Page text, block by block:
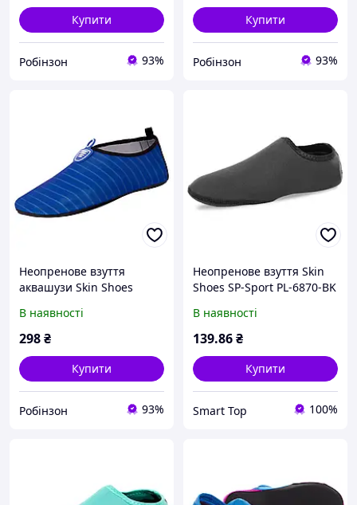
Купити
Робінзон 93%
Купити
Робінзон 93%
Неопренове взуття
аквашузи Skin Shoes
розмір 24-35 кольорів в
асортименті
В наявності
298₴
Купити
Робінзон 93%
Неопренове взуття Skin
Shoes SP-Sport PL-6870-BK
В наявності
139.86₴
Купити
Smart Top 100%